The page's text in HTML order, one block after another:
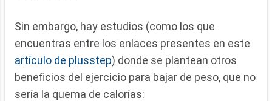
Sin embargo, hay estudios (como los que
encuentras entre los enlaces presentes en este
artículo de plusstep) donde se plantean otros
beneficios del ejercicio para bajar de peso, que no
sería la quema de calorías: